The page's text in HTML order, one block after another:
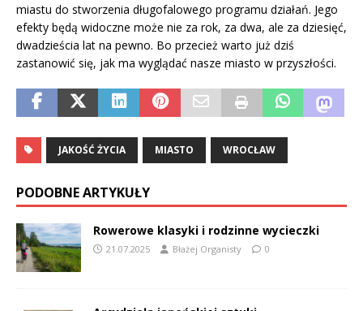
miastu do stworzenia długofalowego programu działań. Jego
efekty będą widoczne może nie za rok, za dwa, ale za dziesięć,
dwadzieścia lat na pewno. Bo przecież warto już dziś
zastanowić się, jak ma wyglądać nasze miasto w przyszłości.
JAKOŚĆ ŻYCIA MIASTO WROCŁAW
PODOBNE ARTYKUŁY
Rowerowe klasyki i rodzinne wycieczki
21.07.2025 Błażej Organisty 0